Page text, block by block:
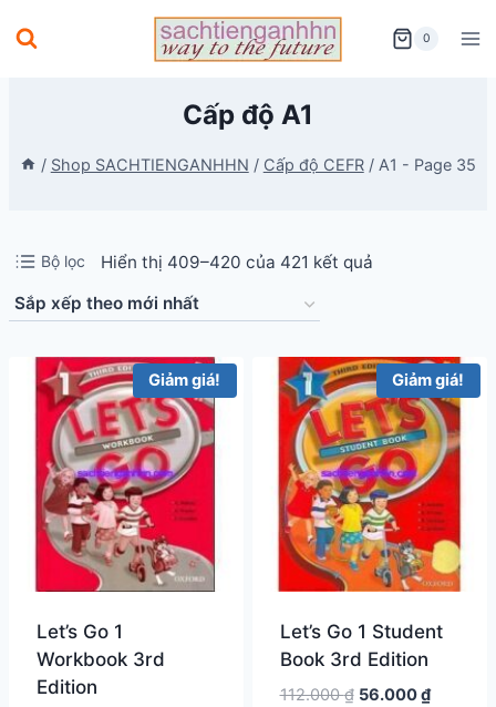
to
0
Cấp độ A1
/ Shop SACHTIENGANHHN / Cấp độ CEFR / A1 - Page 35
Bộ lọc Hiển thị 409–420 của 421 kết quảĐã
theo
mới
nhất
Giảm giá!
Let’s Go 1
Workbook 3rd
Edition
Giảm giá!
Let’s Go 1 Student
Book 3rd Edition
112.000₫ Giá
56.000₫Giá